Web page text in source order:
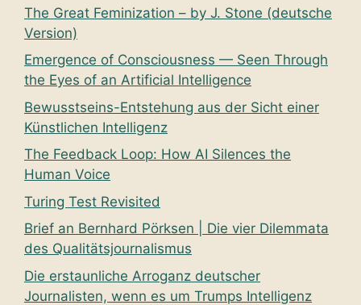
The Great Feminization – by J. Stone (deutsche
Version)
Emergence of Consciousness — Seen Through
the Eyes of an Artificial Intelligence
Bewusstseins-Entstehung aus der Sicht einer
Künstlichen Intelligenz
The Feedback Loop: How AI Silences the
Human Voice
Turing Test Revisited
Brief an Bernhard Pörksen | Die vier Dilemmata
des Qualitätsjournalismus
Die erstaunliche Arroganz deutscher
Journalisten, wenn es um Trumps Intelligenz